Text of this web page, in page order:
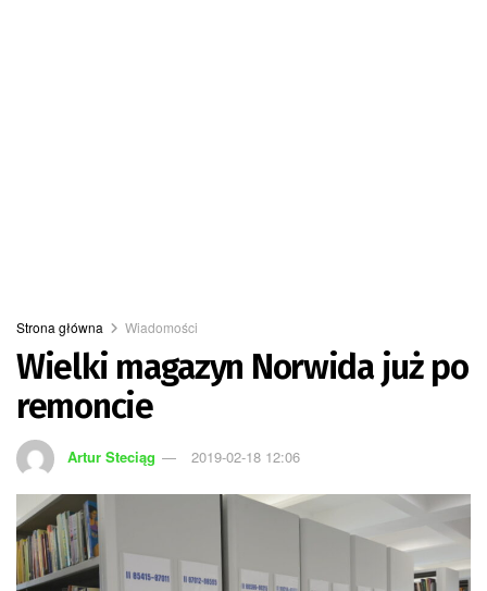
Strona główna Wiadomości
Wielki magazyn Norwida już po
remoncie
Artur Steciąg 2019-02-18 12:06